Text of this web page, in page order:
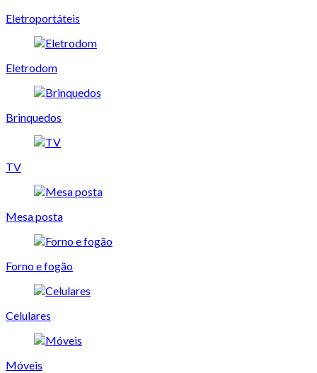
Eletroportáteis
Eletrodom
Brinquedos
TV
Mesa posta
Forno e fogão
Celulares
Móveis